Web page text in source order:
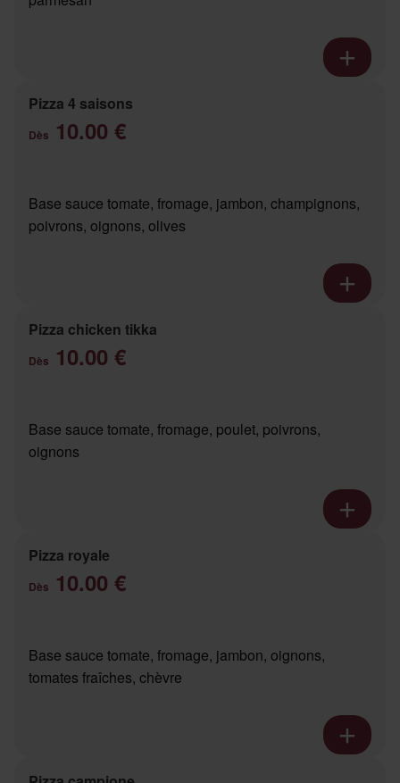
Pizza 4 saisons
Dès 10.00 €
Base sauce tomate, fromage, jambon, champignons,
poivrons, oignons, olives
Pizza chicken tikka
Dès 10.00 €
Base sauce tomate, fromage, poulet, poivrons,
oignons
Pizza royale
Dès 10.00 €
Base sauce tomate, fromage, jambon, oignons,
tomates fraîches, chèvre